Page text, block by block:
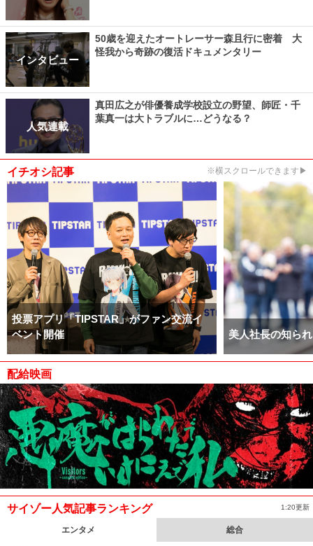
インタビュー
50歳を迎えたオートレーサー森且行に密着 大
怪我から奇跡の復活ドキュメンタリー
人気連載
真田広之が俳優養成学校設立の野望、師匠・千
葉真一は大トラブルに…どうなる？
イチオシ記事 ※横スクロールできます▶
投票アプリ「TIPSTAR」がファン交流イ
ベント開催
美人社長の知ら
配給映画
サイゾー人気記事ランキング 1:20更新
エンタメ 総合